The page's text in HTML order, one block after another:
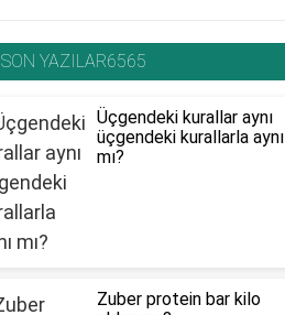
SON YAZILAR6565
Üçgendeki kurallar aynı
üçgendeki kurallarla aynı
mı?
Zuber protein bar kilo